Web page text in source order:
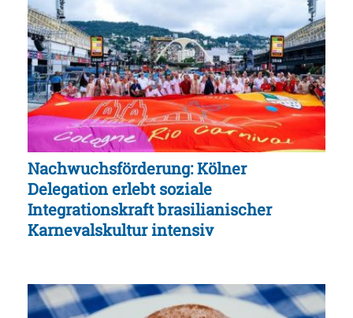
Nachwuchsförderung: Kölner
Delegation erlebt soziale
Integrationskraft brasilianischer
Karnevalskultur intensiv